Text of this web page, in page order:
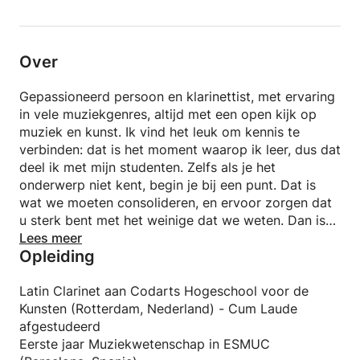
Ik heb ervaring met het voorbereiden van studenten
officieel examen; het maakt niet uit of je een
of dat je sterker wilt worden door de kennis die je
hebt te verstevigen (wat altijd de beste optie is), of
dat je niets weet van noten en muziekconcepten en
je wilt er graag mee vertrouwd raken. Misschien ben
je een volwassene die altijd al wilde improviseren,
maar niet weet waar te beginnen...?
Het enige wat je nodig hebt is een goede
organisatie -die ik kan bieden- om elk doel te
bereiken!
Over
Gepassioneerd persoon en klarinettist, met ervaring
in vele muziekgenres, altijd met een open kijk op
muziek en kunst. Ik vind het leuk om kennis te
verbinden: dat is het moment waarop ik leer, dus dat
deel ik met mijn studenten. Zelfs als je het
onderwerp niet kent, begin je bij een punt. Dat is
wat we moeten consolideren, en ervoor zorgen dat
u sterk bent met het weinige dat we weten. Dan is
het in de toekomst makkelijker om complexere
dingen te bouwen. Ik zal je nog wat andere dingen
muziek, expressie, bewustzijn, bewustzijn en kunst
vorm te geven.
Lees meer
Opleiding
Latin Clarinet aan Codarts Hogeschool voor de
Kunsten (Rotterdam, Nederland) - Cum Laude
afgestudeerd
Eerste jaar Muziekwetenschap in ESMUC